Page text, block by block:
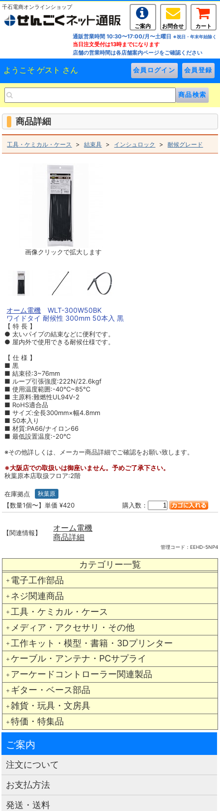
千石電商オンラインショップ
ご案内 お問合せ
カート
通販営業時間 10:30〜17:00/月〜土曜日 ※祝日・年末年始除く
当日注文受付は13時までになります
店舗の営業時間は各店舗案内ページをご確認ください
ようこそ ゲスト さん
カテゴリー一覧
＋ 電子工作部品
＋ ネジ関連商品
＋ 工具・ケミカル・ケース
＋ メディア・アクセサリ・その他
＋ 工作キット・模型・書籍・3Dプリンター
＋ ケーブル・アンテナ・PCサプライ
＋ アーケードコントローラー関連製品
＋ ギター・ベース部品
＋ 雑貨・玩具・文房具
＋ 特価・特集品
商品詳細
工具・ケミカル・ケース >結束具 > インシュロック >耐候グレード
画像クリックで拡大します
オーム電機 WLT-300W50BK
ワイドタイ 耐候性 300mm 50本入 黒
【 特 長 】
● 太いパイプの結束などに便利です。
● 屋内外で使用できる耐候仕様です。
【 仕 様 】
■ 黒
■ 結束径:3~76mm
■ ループ引張強度:222N/22.6kgf
■ 使用温度範囲:-40℃~85℃
■ 主原料:難燃性UL94V-2
■ RoHS適合品
■ サイズ:全長300mm×幅4.8mm
■ 50本入り
■ 材質:PA66/ナイロン66
■ 最低設置温度:-20℃
※その他詳しくは、メーカー商品詳細でご確認をお願い致します。
※大阪店での取扱いは御座いません。予めご了承下さい。
秋葉原本店取扱フロア:2階
在庫拠点 秋葉原
【数量1個〜】単価 ¥420 購入数：
【関連情報】
オーム電機
商品詳細
管理コード： EEHD-5NP4
ご案内
注文について
お支払方法
発送・送料